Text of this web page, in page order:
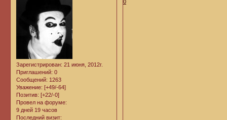
Зарегистрирован: 21 июня, 2012г.
Приглашений: 0
Сообщений: 1263
Уважение: [+49/-64]
Позитив: [+22/-0]
Провел на форуме:
9 дней 19 часов
Последний визит:
0